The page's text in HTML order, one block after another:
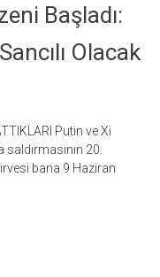
Başladı:
Olacak
Putin ve Xi
20.
bana 9 Haziran